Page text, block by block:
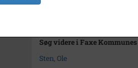
Søg videre i Faxe
Sten, Ole